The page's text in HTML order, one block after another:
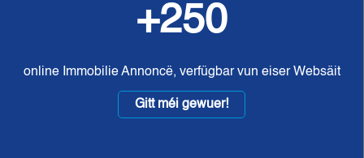
+250
online Immobilie Annoncë, verfügbar vun eiser Websäit
Gitt méi gewuer!